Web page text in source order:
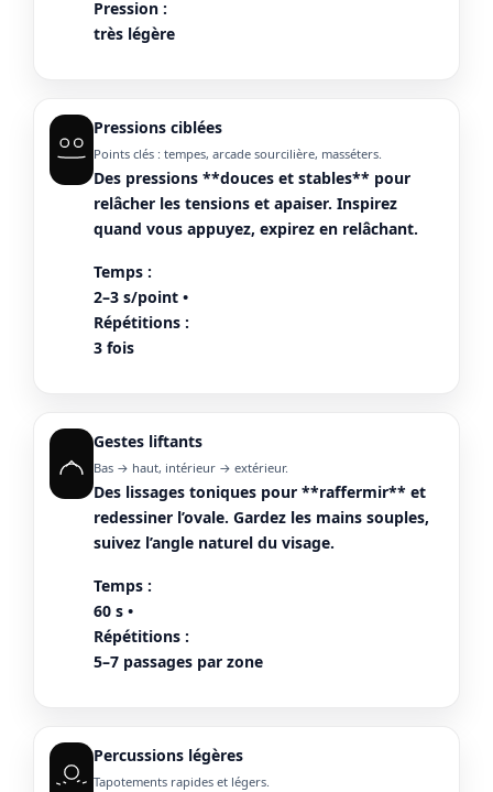
Pression :
très légère
Pressions ciblées
Points clés : tempes, arcade sourcilière, masséters.
Des pressions **douces et stables** pour
relâcher les tensions et apaiser. Inspirez
quand vous appuyez, expirez en relâchant.
Temps :
2–3 s/point •
Répétitions :
3 fois
Gestes liftants
Bas → haut, intérieur → extérieur.
Des lissages toniques pour **raffermir** et
redessiner l’ovale. Gardez les mains souples,
suivez l’angle naturel du visage.
Temps :
60 s •
Répétitions :
5–7 passages par zone
Percussions légères
Tapotements rapides et légers.